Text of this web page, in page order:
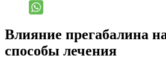
Влияние прегабалина
способы лечения